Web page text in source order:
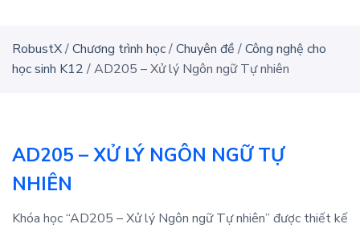
RobustX/Chương trình học/Chuyên đề/Công nghệ cho
học sinh K12/AD205 – Xử lý Ngôn ngữ Tự nhiên
AD205 – XỬ LÝ NGÔN NGỮ TỰ
NHIÊN
Khóa học “AD205 – Xử lý Ngôn ngữ Tự nhiên” được thiết kế